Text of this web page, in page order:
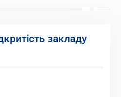
закладу